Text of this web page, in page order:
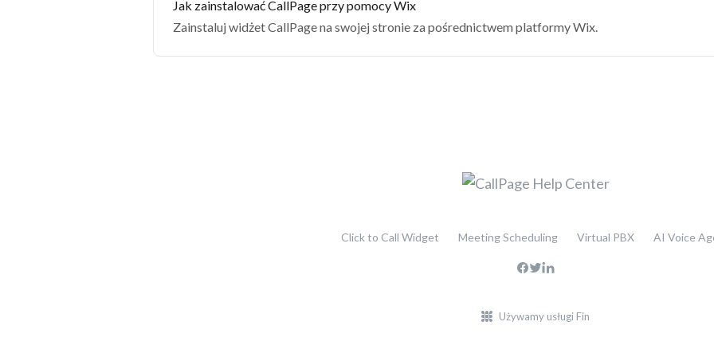
Jak zainstalować CallPage przy pomocy Wix
Zainstaluj widżet CallPage na swojej stronie za pośrednictwem platformy Wix.
Click to Call Widget Meeting Scheduling Virtual PBX AI Voice
Używamy usługi Fin